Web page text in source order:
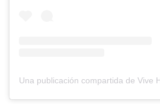
Una publicación compartida de Vive